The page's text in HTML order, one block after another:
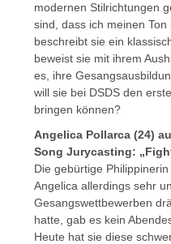
modernen Stilrichtungen
sind, dass ich meinen
beschreibt sie ein
beweist sie mit ihrem
es, ihre
will sie bei DSDS den
bringen können?
Angelica Pollarca (24)
Song Jurycasting:
Die gebürtige
Angelica allerdings sehr
Gesangswettbewerben
hatte, gab es kein
Heute hat sie diese